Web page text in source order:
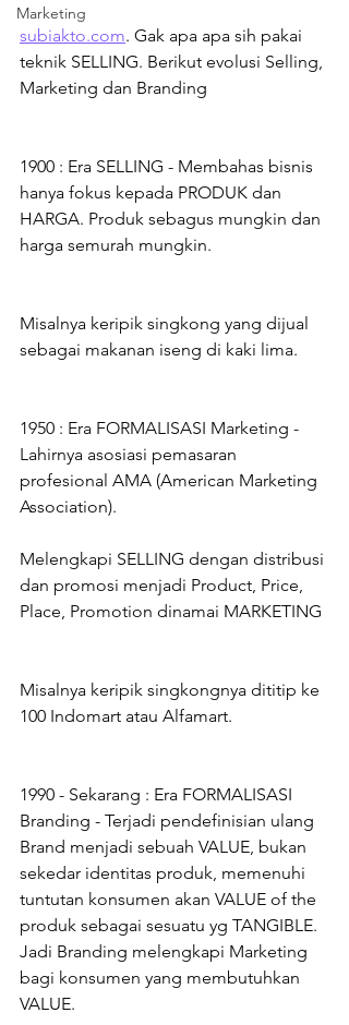
Marketing
subiakto.com. Gak apa apa sih pakai
teknik SELLING. Berikut evolusi Selling,
Marketing dan Branding
1900 : Era SELLING - Membahas bisnis
hanya fokus kepada PRODUK dan
HARGA. Produk sebagus mungkin dan
harga semurah mungkin.
Misalnya keripik singkong yang dijual
sebagai makanan iseng di kaki lima.
1950 : Era FORMALISASI Marketing -
Lahirnya asosiasi pemasaran
profesional AMA (American Marketing
Association).
Melengkapi SELLING dengan distribusi
dan promosi menjadi Product, Price,
Place, Promotion dinamai MARKETING
Misalnya keripik singkongnya dititip ke
100 Indomart atau Alfamart.
1990 - Sekarang : Era FORMALISASI
Branding - Terjadi pendefinisian ulang
Brand menjadi sebuah VALUE, bukan
sekedar identitas produk, memenuhi
tuntutan konsumen akan VALUE of the
produk sebagai sesuatu yg TANGIBLE.
Jadi Branding melengkapi Marketing
bagi konsumen yang membutuhkan
VALUE.